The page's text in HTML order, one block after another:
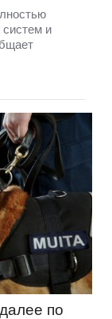
и
по